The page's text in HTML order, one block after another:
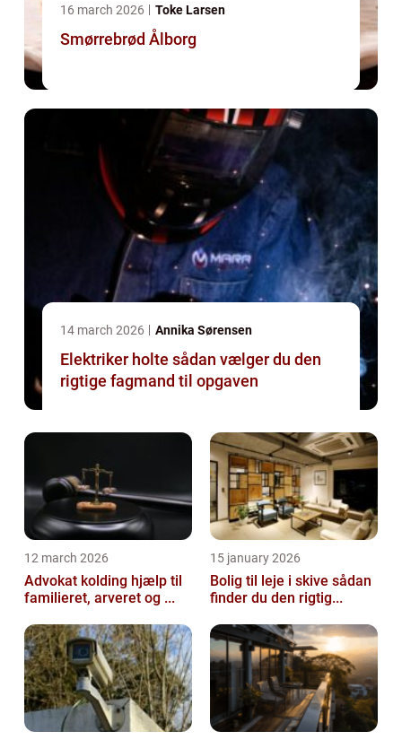
16 march 2026 Toke Larsen
Smørrebrød Ålborg
14 march 2026 Annika Sørensen
Elektriker holte sådan vælger du den
rigtige fagmand til opgaven
12 march 2026
Advokat kolding hjælp til
familieret, arveret og ...
15 january 2026
Bolig til leje i skive sådan
finder du den rigtig...